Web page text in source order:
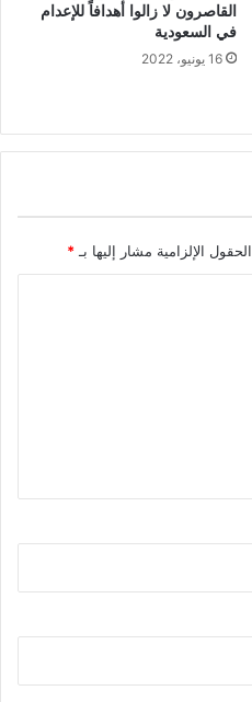
القاصرون لا زالوا أهدافاً للإعدام
في السعودية
16 يونيو، 2022
الحقول الإلزامية مشار إليها بـ *